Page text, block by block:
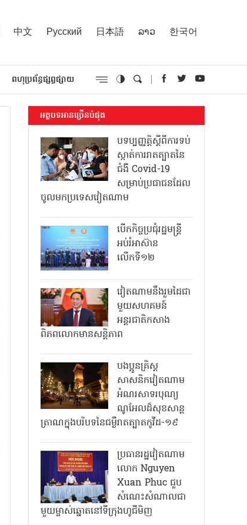
中文 Русский 日本語 ລາວ 한국어
ពហុប្រព័ន្ធផ្សព្វផ្សាយ
អត្ថបទអានច្រើនបំផុត
បទប្បញ្ញត្តិស្តីពីការទប់
ស្កាត់ការរាតត្បាតនៃ
ជំងឺ Covid-19
សម្រាប់ប្រជាជនដែល
ចូលមកប្រទេសវៀតណាម
បើកកិច្ចប្រជុំរដ្ឋមន្ត្រី
អប់រំអាស៊ាន
លើកទី១២
វៀតណាមនឹងរួមដៃជា
មួយសហគមន៍
អន្តរជាតិកសាង
ពិភពលោកមានសន្តិភាព
បងប្អូនគ្រិស្ត
សាសនិកវៀតណាម
អំណរសាទរបុណ្យ
ណូអែលដ៏សុខសាន្ត
ត្រាណក្នុងបរិបទនៃជម្ងឺរាតត្បាតកូវីដ-១៩
ប្រធានរដ្ឋវៀតណាម
លោក Nguyen
Xuan Phuc ជួប
សំណេះសំណាលជា
មួយម្ចាស់ឆ្នោតនៅទីក្រុងហូជីមិញ